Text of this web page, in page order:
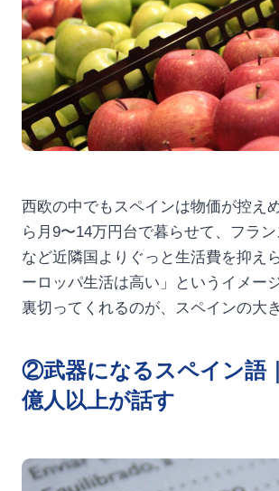
西欧の中でもスペインは物価が控え
ら月9〜14万円台で暮らせて、フラ
など近隣国よりぐっと生活費を抑え
ーロッパ生活は高い」というイメー
裏切ってくれるのが、スペインの大
②武器になるスペイン語
億人以上が話す